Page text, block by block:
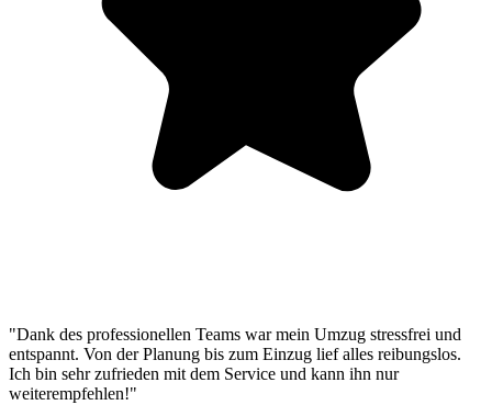
"Dank des professionellen Teams war mein Umzug stressfrei und
entspannt. Von der Planung bis zum Einzug lief alles reibungslos.
Ich bin sehr zufrieden mit dem Service und kann ihn nur
weiterempfehlen!"